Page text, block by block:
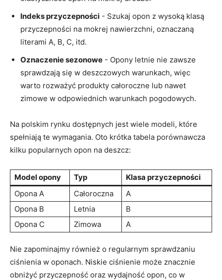
Indeks przyczepności ‍- Szukaj ‍opon z wysoką klasą⁣
przyczepności​ na‌ mokrej ‌nawierzchni, oznaczaną
literami A, B,⁤ C, itd.
Oznaczenie sezonowe ​- Opony letnie⁢ nie⁢ zawsze‌
sprawdzają się w deszczowych warunkach, więc⁣
warto rozważyć produkty całoroczne lub nawet
⁤zimowe w odpowiednich warunkach pogodowych.
Na polskim‌ rynku dostępnych jest‌ wiele‌ modeli, które
spełniają te wymagania. Oto krótka tabela porównawcza​
kilku popularnych opon na deszcz:
Model opony Typ
Klasa przyczepności
Opona⁣ A
Całoroczna
A
Opona B
Letnia
B
Opona C
Zimowa A
Nie ⁣zapominajmy również​ o ⁤regularnym sprawdzaniu
⁣ciśnienia ⁣w‌ oponach. Niskie ciśnienie‌ może ⁣znacznie
obniżyć przyczepność oraz ⁣wydajność⁤ opon, co ⁢w